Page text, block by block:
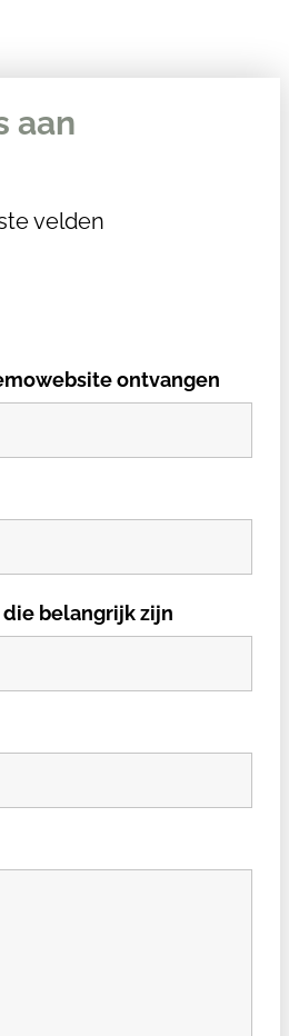
aan
velden
ontvangen
belangrijk zijn